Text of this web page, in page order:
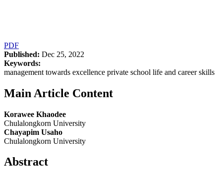
PDF
Published: Dec 25, 2022
Keywords:
management towards excellence private school life and career skills
Main Article Content
Korawee Khaodee
Chulalongkorn University
Chayapim Usaho
Chulalongkorn University
Abstract